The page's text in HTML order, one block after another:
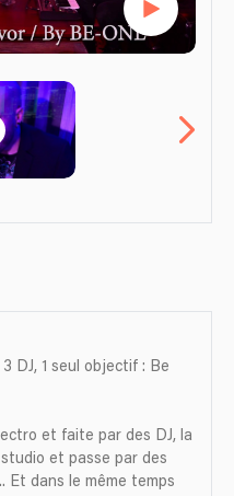
DJ, 1 seul objectif : Be
et faite par des DJ, la
studio et passe par des
Et dans le même temps